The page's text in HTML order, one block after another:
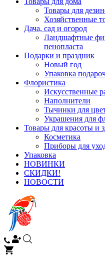
Товары для
Хозяйственные
Дача, сад и огород
Ландшафтные
пенопласта
Подарки и праздник
Новый год
Упаковка
Флористика
Искусственные
Наполнители
Тычинки для
Украшения для
Товары для красоты и
Косметика
Приборы для
Упаковка
НОВИНКИ
СКИДКИ!
НОВОСТИ